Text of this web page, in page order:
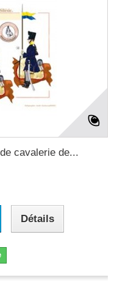
cavalerie de...
Détails